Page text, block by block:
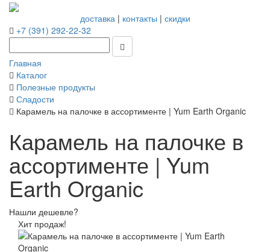
доставка| контакты | скидки
+7 (391) 292-22-32
Главная
Каталог
Полезные продукты
Сладости
Карамель на палочке в ассортименте | Yum Earth Organic
Карамель на палочке в
ассортименте | Yum
Earth Organic
Нашли дешевле?
Хит продаж!